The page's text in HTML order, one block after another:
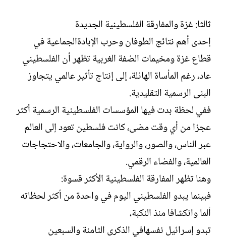
ثالثا: غزة والمفارقة الفلسطينية الجديدة
إحدى أهم نتائج الطوفان وحرب الإبادةالجماعية في
قطاع غزة ومخيمات الضفة الغربية تظهر أن الفلسطيني
عاد، رغم المأساة الهائلة، إلى إنتاج تأثير عالمي يتجاوز
البنى الرسمية التقليدية.
ففي لحظة بدت فيها المؤسسات الفلسطينية الرسمية أكثر
عجزا من أي وقت مضى، كانت فلسطين تعود إلى العالم
عبر الناس، والصور، والرواية، والجامعات، والاحتجاجات
العالمية، والفضاء الرقمي.
وهنا تظهر المفارقة الفلسطينية الأكثر قسوة:
فبينما يبدو الفلسطيني اليوم في واحدة من أكثر لحظاته
ألما وانكشافا منذ النكبة،
تبدو إسرائيل نفسهافي الذكرى الثامنة والسبعين